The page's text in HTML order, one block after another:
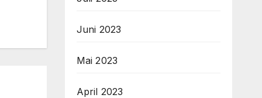
Juni 2023
Mai 2023
April 2023